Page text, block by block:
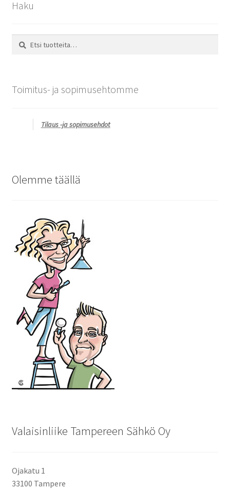
Haku
Etsi:
Haku
Toimitus- ja sopimusehtomme
Tilaus -ja sopimusehdot
Olemme täällä
Valaisinliike Tampereen Sähkö Oy
Ojakatu 1
33100 Tampere